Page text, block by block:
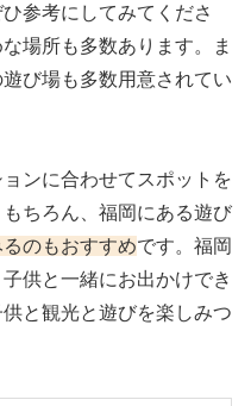
参考にしてみてくださ
場所も多数あります。ま
び場も多数用意されてい
ンに合わせてスポットを
ちろん、福岡にある遊び
のもおすすめです。福岡
供と一緒にお出かけでき
と観光と遊びを楽しみつ